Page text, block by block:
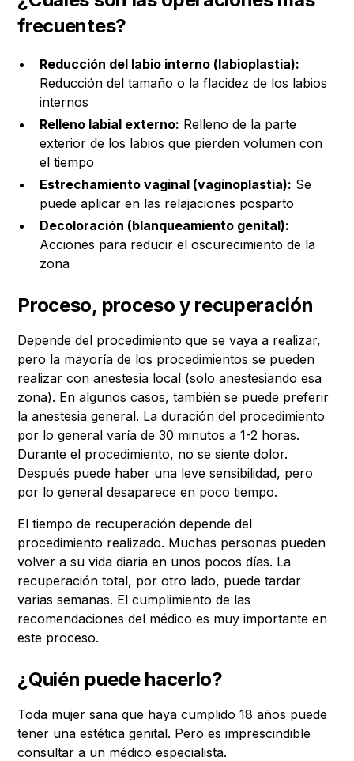
frecuentes?
Reducción del labio interno (labioplastia):
Reducción del tamaño o la flacidez de los labios
internos
Relleno labial externo: Relleno de la parte
exterior de los labios que pierden volumen con
el tiempo
Estrechamiento vaginal (vaginoplastia): Se
puede aplicar en las relajaciones posparto
Decoloración (blanqueamiento genital):
Acciones para reducir el oscurecimiento de la
zona
Proceso, proceso y recuperación
Depende del procedimiento que se vaya a realizar,
pero la mayoría de los procedimientos se pueden
realizar con anestesia local (solo anestesiando esa
zona). En algunos casos, también se puede preferir
la anestesia general. La duración del procedimiento
por lo general varía de 30 minutos a 1-2 horas.
Durante el procedimiento, no se siente dolor.
Después puede haber una leve sensibilidad, pero
por lo general desaparece en poco tiempo.
El tiempo de recuperación depende del
procedimiento realizado. Muchas personas pueden
volver a su vida diaria en unos pocos días. La
recuperación total, por otro lado, puede tardar
varias semanas. El cumplimiento de las
recomendaciones del médico es muy importante en
este proceso.
¿Quién puede hacerlo?
Toda mujer sana que haya cumplido 18 años puede
tener una estética genital. Pero es imprescindible
consultar a un médico especialista.